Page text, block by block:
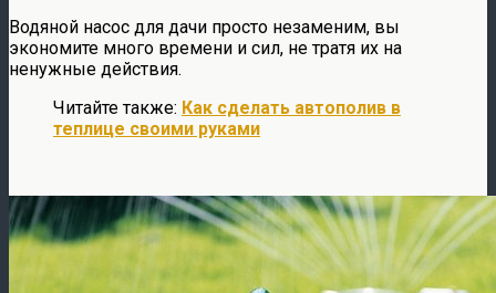
Водяной насос для дачи просто незаменим, вы
экономите много времени и сил, не тратя их на
ненужные действия.
Читайте также: Как сделать автополив в
теплице своими руками